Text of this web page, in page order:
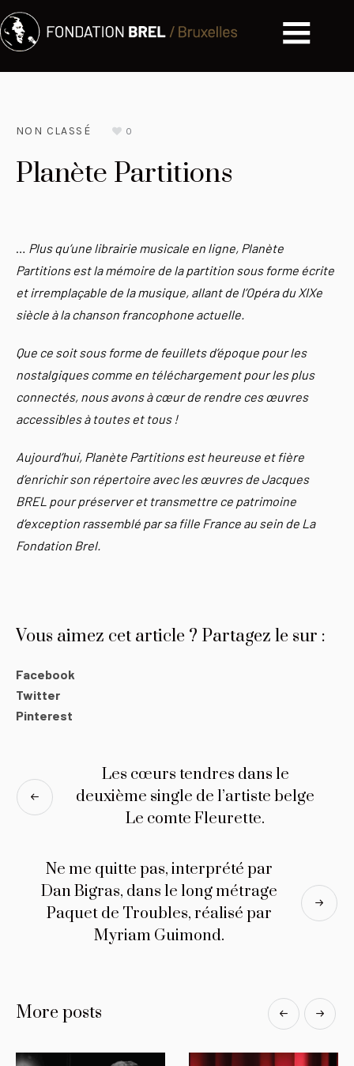
NON CLASSÉ 0
Planète Partitions
Plus qu’une librairie musicale en ligne, Planète
Partitions est la mémoire de la partition sous forme écrite
et irremplaçable de la musique, allant de l’Opéra du XIXe
siècle à la chanson francophone actuelle.
Que ce soit sous forme de feuillets d’époque pour les
nostalgiques comme en téléchargement pour les plus
connectés, nous avons à cœur de rendre ces œuvres
accessibles à toutes et tous !
Aujourd’hui, Planète Partitions est heureuse et fière
d’enrichir son répertoire avec les œuvres de Jacques
BREL pour préserver et transmettre ce patrimoine
d’exception rassemblé par sa fille France au sein de La
Fondation Brel.
Vous aimez cet article ? Partagez le sur :
Facebook
Twitter
Pinterest
Les cœurs tendres dans le
deuxième single de l’artiste belge
Le comte Fleurette.
Ne me quitte pas, interprété par
Dan Bigras, dans le long métrage
Paquet de Troubles, réalisé par
Myriam Guimond.
More posts